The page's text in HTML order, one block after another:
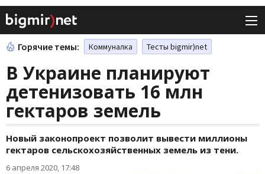
Горячие темы: Коммуналка Тесты bigmir)net
В Украине планируют
детенизовать 16 млн
гектаров земель
Новый законопроект позволит вывести миллионы
гектаров сельскохозяйственных земель из тени.
6 апреля 2020, 17:48